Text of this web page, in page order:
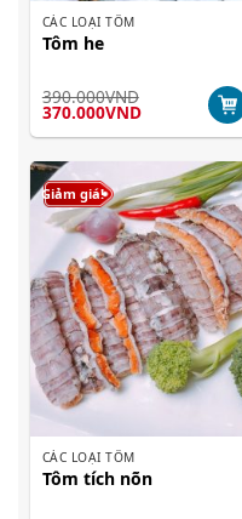
CÁC LOẠI TÔM
Tôm he
390.000VND
Giá
là:
390.000VND.
370.000VNDGiá
tại
370.000VND.
Giảm giá!
CÁC LOẠI TÔM
Tôm tích nõn